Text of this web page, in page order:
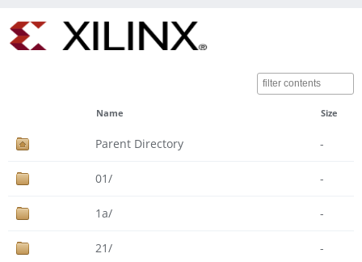
Name Size
Parent Directory -
01/ -
1a/ -
21/ -